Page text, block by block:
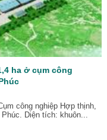
ha ở cụm công
công nghiệp Hợp thịnh,
Diện tích: khuôn...